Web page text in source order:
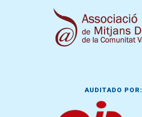
AUDITADO POR: